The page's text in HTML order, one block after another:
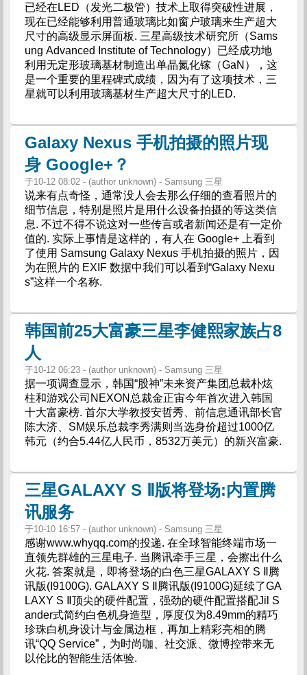
已经在LED（发光二极管）技术上取得突破性进展，
现在已经能够利用普通玻璃比如窗户玻璃来生产超大
尺寸的高级显示屏面板. 三星高级技术研究所（Sams
ung Advanced Institute of Technology）已经成功地
利用无定形玻璃基材制造出单晶氮化镓（GaN），这
是一个重要的里程碑式成绩，因为有了这项技术，三
星就可以利用玻璃基材生产超大尺寸的LED.
Galaxy Nexus 手机拍摄的照片现
身 Google+？
于10-12 08:02 - (author unknown) - Samsung 三星
说来有点奇怪，通常没人会去那么仔细的查看照片的
细节信息，特别是照片是用什么设备拍摄的等这类信
息. 不过不得不说这对一些传言或者新闻还是有一定价
值的. 实际上事情是这样的，有人在 Google+ 上看到
了使用 Samsung Galaxy Nexus 手机拍摄的照片，因
为在照片的 EXIF 数据中我们可以看到“Galaxy Nexu
s”这样一个名称.
韩国前25大富豪三星李健熙家族占8
人
于10-12 06:23 - (author unknown) - Samsung 三星
据一项调查显示，韩国“股神”未来资产集团总裁朴炫
柱和游戏公司NEXON总裁金正宙今年首次进入韩国
十大富豪榜. 首尔大学教授安哲秀、前信息通讯部长官
陈大济、SM娱乐总裁李秀满则当选身价超过1000亿
韩元（约合5.44亿人民币，8532万美元）的新兴富豪.
三星GALAXY S Ⅱ版将登场:内置腾
讯服务
于10-10 16:57 - (author unknown) - Samsung 三星
感谢www.whyqq.com的投递. 在全球智能终端市场一
直领先群雄的三星电子. 当腾讯牵手三星，会擦出什么
火花. 答案就是，即将登场的白色三星GALAXY S Ⅱ腾
讯版(I9100G). GALAXY S Ⅱ腾讯版(I9100G)延续了GA
LAXY S Ⅱ顶尖的硬件配置，强劲的硬件配置搭配Jil S
ander式简约白色机身造型，厚度仅为8.49mm的精巧
珍珠白机身设计与金属边框，再加上精彩亮相的腾
讯“QQ Service”，为时尚咖、社交派、微博控带来无
以伦比的智能生活体验.